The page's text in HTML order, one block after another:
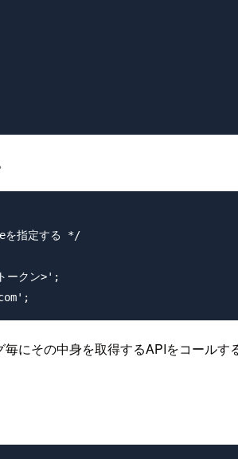
を指定する */
ークン>';
にその中身を取得するAPIをコール